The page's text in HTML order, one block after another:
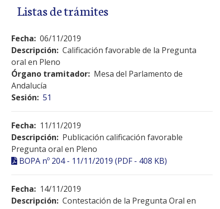
Listas de trámites
Fecha: 06/11/2019
Descripción: Calificación favorable de la Pregunta
oral en Pleno
Órgano tramitador: Mesa del Parlamento de
Andalucía
Sesión: 51
Fecha: 11/11/2019
Descripción: Publicación calificación favorable
Pregunta oral en Pleno
BOPA nº 204 - 11/11/2019 (PDF - 408 KB)
Fecha: 14/11/2019
Descripción: Contestación de la Pregunta Oral en